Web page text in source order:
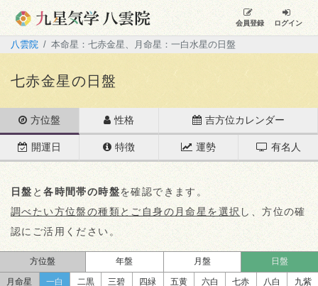
会員登録 ログイン
八雲院 本命星：七赤金星、月命星：一白水星の日盤
七赤金星の日盤
方位盤 性格 吉方位カレンダー
開運日 特徴 運勢 有名人
日盤 と各時間帯の時盤を確認できます。
調べたい方位盤の種類とご自身の月命星を選択 し、方位の確
認にご活用ください。
方位盤 年盤 月盤 日盤
月命星 一白 二黒 三碧 四緑 五黄 六白 七赤 八白 九紫